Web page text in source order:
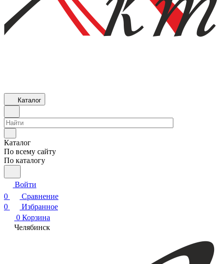
Каталог
Каталог
По всему сайту
По каталогу
Войти
0
Сравнение
0
Избранное
0 Корзина
Челябинск